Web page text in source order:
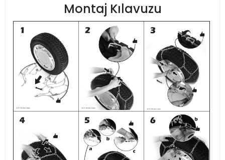
Montaj Kılavuzu